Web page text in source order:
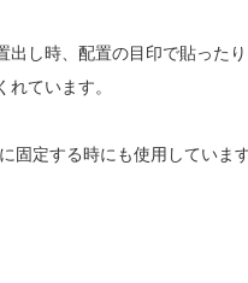
し時、配置の目印で貼った
ています。
固定する時にも使用してい